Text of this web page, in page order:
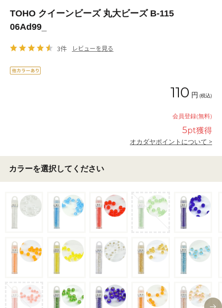
TOHO クイーンビーズ 丸大ビーズ B-115
06Ad99_
3件 レビューを見る
110 円 (税込)
会員登録(無料)
5pt獲得
オカダヤポイントについて >
カラーを選択してください